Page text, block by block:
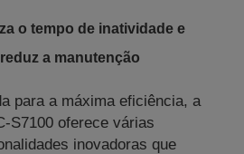
o tempo de inatividade e
reduz a manutenção
para a máxima eficiência, a
S7100 oferece várias
inovadoras que